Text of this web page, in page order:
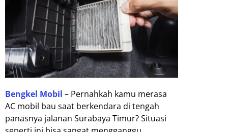
Bengkel Mobil – Pernahkah kamu merasa
AC mobil bau saat berkendara di tengah
panasnya jalanan Surabaya Timur? Situasi